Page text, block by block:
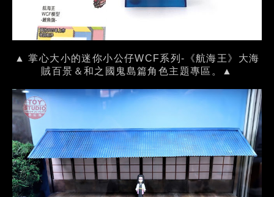
▲ 掌心大小的迷你小公仔WCF系列-《航海王》大海
賊百景＆和之國鬼島篇角色主題專區。▲